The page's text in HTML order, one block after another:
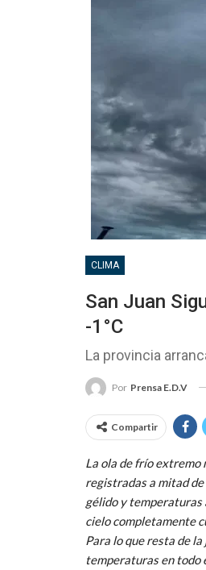
CLIMA
San Juan
-1°C
La provincia
Por Prensa E.D.V
Compartir
La ola de frío extremo
registradas a mitad
gélido y temperaturas
cielo completamente
Para lo que resta de
temperaturas en todo